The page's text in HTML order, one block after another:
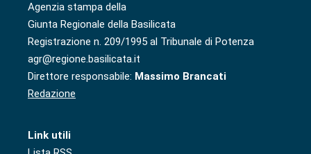
Agenzia stampa della
Giunta Regionale della Basilicata
Registrazione n. 209/1995 al Tribunale di Potenza
agr@regione.basilicata.it
Direttore responsabile: Massimo Brancati
Redazione
Link utili